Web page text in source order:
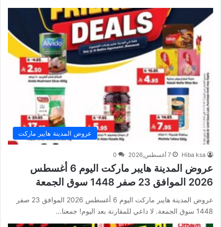
عروض المدينة هايبر ماركت
Hiba ksa 7 أغسطس,2026 0
عروض المدينة هايبر ماركت اليوم 6 أغسطس
2026 الموافق 23 صفر 1448 سوق الجمعة
عروض المدينة هايبر ماركت اليوم 6 أغسطس 2026 الموافق 23 صفر
1448 سوق الجمعة. لا داعي للمقارنة بعد اليوم! جمعنا…